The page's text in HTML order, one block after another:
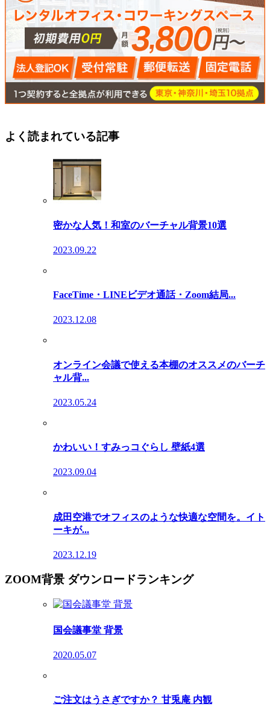
よく読まれている記事
密かな人気！和室のバーチャル背景10選
2023.09.22
FaceTime・LINEビデオ通話・Zoom結局...
2023.12.08
オンライン会議で使える本棚のオススメのバーチ
ャル背...
2023.05.24
かわいい！すみっコぐらし 壁紙4選
2023.09.04
成田空港でオフィスのような快適な空間を。イト
ーキが...
2023.12.19
ZOOM背景 ダウンロードランキング
国会議事堂 背景
2020.05.07
ご注文はうさぎですか？ 甘兎庵 内観